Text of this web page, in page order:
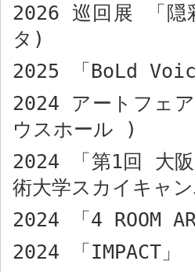
2026巡回展 「隠
タ )
2025
「 BoLd
2024 アートフェア
ウスホール
)
2024
「第1回 大
術大学スカイキャ
2024
「 4 ROOM
2024
「 IMPACT 」